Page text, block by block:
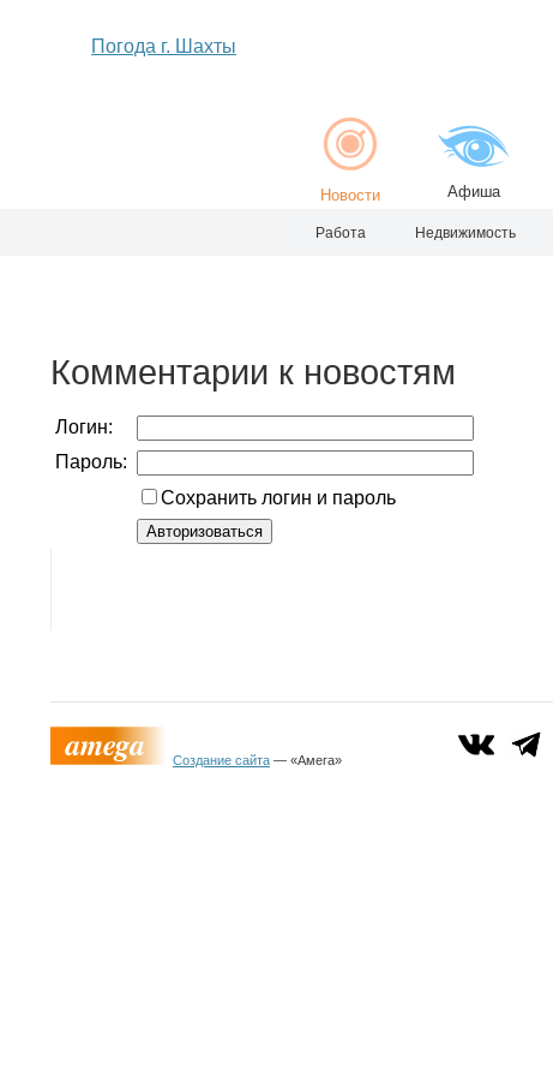
Погода г. Шахты
Новости Афиша
Работа Недвижимость
Комментарии к новостям
Логин:
Пароль:
Сохранить логин и пароль
Создание сайта — «Амега»